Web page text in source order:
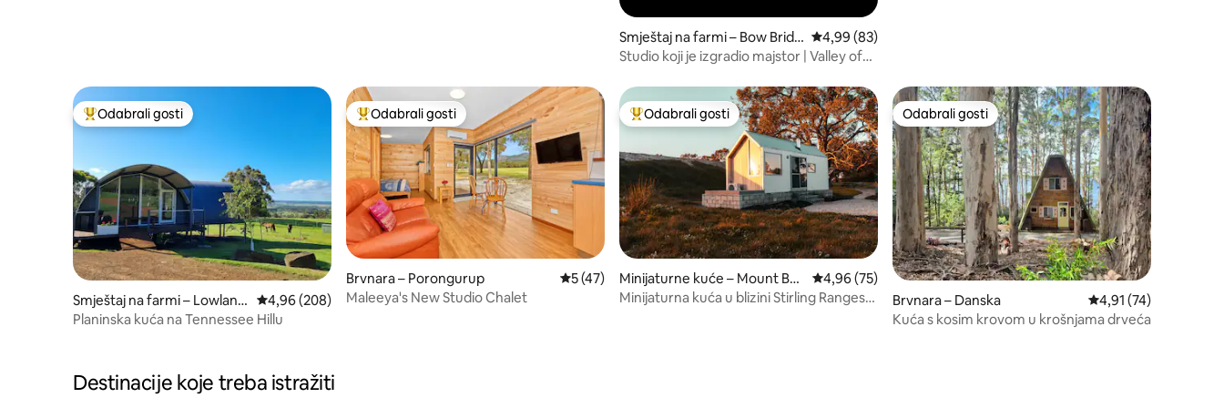
Smještaj na farmi – Bow Bridg
e
Prosječna ocjena: 4,99/5, recenzija: 83
4,99 (83)
Studio koji je izgradio majstor | Valley of
Među najviše rangiranima s oznakom „Odabrali gosti”
Odabrali gosti
Smještaj na farmi – Lowland
s
Prosječna ocjena: 4,96/5, recenzija: 208
4,96 (208)
Planinska kuća na Tennessee Hillu
Među najviše rangiranima s oznakom „Odabrali gosti”
Odabrali gosti
Brvnara – Porongurup Prosječna ocjena: 5/5, recenzija: 47
5 (47)
Maleeya's New Studio Chalet
Među najviše rangiranima s oznakom „Odabrali gosti”
Odabrali gosti
Minijaturne kuće – Mount Bar
ker
Prosječna ocjena: 4,96/5, recenzija: 75
4,96 (75)
Minijaturna kuća u blizini Stirling Rangesa i
Odabrali gosti
Odabrali gosti
Brvnara – Danska Prosječna ocjena:
4,91 (74)
Kuća s kosim krovom u krošnjama drveća
Destinacije koje treba istražiti